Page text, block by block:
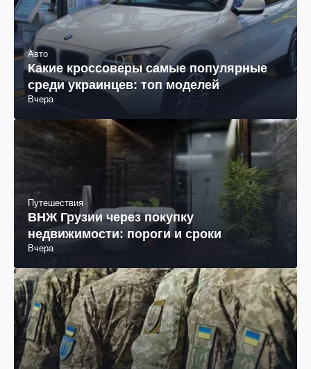
Авто
Какие кроссоверы самые популярные
среди украинцев: топ моделей
Вчера
Путешествия
ВНЖ Грузии через покупку
недвижимости: пороги и сроки
Вчера